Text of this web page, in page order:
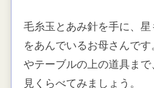
毛糸玉とあみ針を手に、
をあんでいるお母さんで
やテーブルの上の道具ま
見くらべてみましょう。